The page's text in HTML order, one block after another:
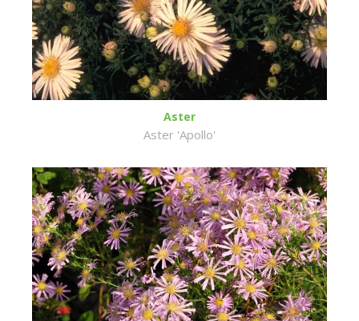
Aster
Aster 'Apollo'